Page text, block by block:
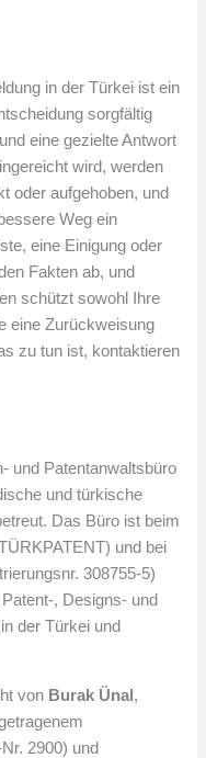
in der Türkei ist ein
sorgfältig
eine gezielte Antwort
wird, werden
oder aufgehoben, und
Weg ein
eine Einigung oder
Fakten ab, und
schützt sowohl Ihre
eine Zurückweisung
zu tun ist, kontaktieren
und Patentanwaltsbüro
und türkische
Das Büro ist beim
und bei
308755-5)
, Designs- und
der Türkei und
von Burak Ünal,
2900) und